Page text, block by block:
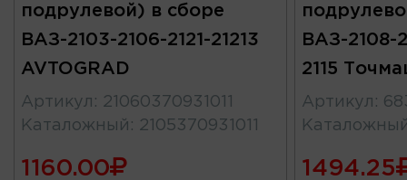
подрулевой) в сборе
ВАЗ-2103-2106-2121-21213
AVTOGRAD
Артикул : 21060370931011
Каталожный : 2105370931011
1160.00
ВАЗ-2108-
2115
Артикул :
1494.25